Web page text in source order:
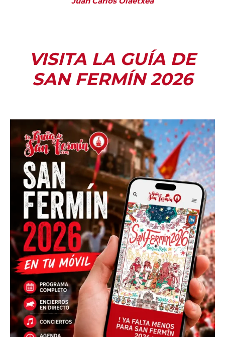
VISITA LA GUÍA DE
SAN FERMÍN 2026